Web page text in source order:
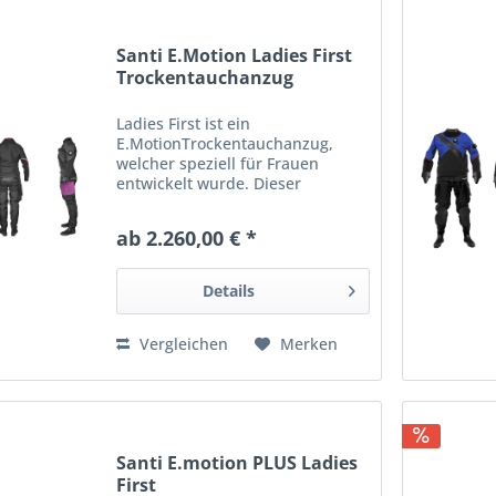
Santi E.Motion Ladies First
Trockentauchanzug
Ladies First ist ein
E.MotionTrockentauchanzug,
welcher speziell für Frauen
entwickelt wurde. Dieser
außergewöhlich dicht dank dem
Ripstop, welches sehr leicht,...
ab 2.260,00 € *
Details
Vergleichen Merken
Santi E.motion PLUS Ladies
First